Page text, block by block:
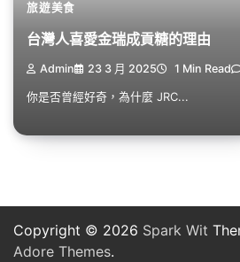
旅遊美食
台灣人喜愛金瑞成貢糖的理由
Admin 23 3 月 2025 1 Min Read
你是否曾經好奇，為什麼 JRC...
Copyright © 2026 Spark Wit
Adore Themes.